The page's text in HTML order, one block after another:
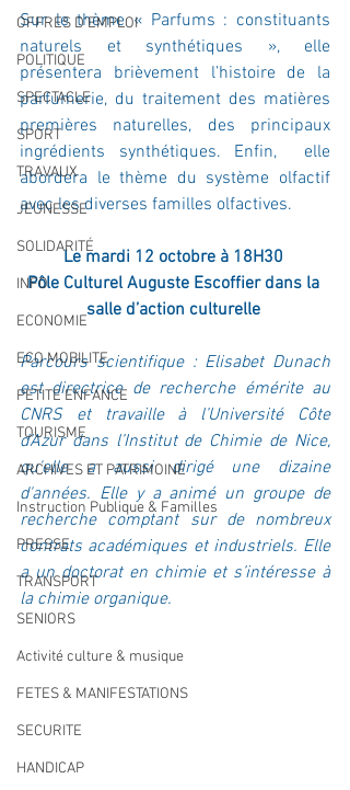
OFFRES D'EMPLOI
POLITIQUE
SPECTACLE
SPORT
TRAVAUX
JEUNESSE
SOLIDARITÉ
INFO
ECONOMIE
ECO MOBILITE
PETITE ENFANCE
TOURISME
ARCHIVES ET PATRIMOINE
Instruction Publique & Familles
PRESSE
TRANSPORT
SENIORS
Activité culture & musique
FETES & MANIFESTATIONS
SECURITE
HANDICAP
Sur le thème « Parfums : constituants
naturels et synthétiques », elle
présentera brièvement l’histoire de la
parfumerie, du traitement des matières
premières naturelles, des principaux
ingrédients synthétiques. Enfin,  elle
abordera le thème du système olfactif
avec les diverses familles olfactives.
Le mardi 12 octobre à 18H30
Pôle Culturel Auguste Escoffier dans la
salle d’action culturelle
Parcours scientifique : Elisabet Dunach
est directrice de recherche émérite au
CNRS et travaille à l’Université Côte
d’Azur dans l’Institut de Chimie de Nice,
qu'elle a aussi dirigé une dizaine
d'années. Elle y a animé un groupe de
recherche comptant sur de nombreux
contrats académiques et industriels. Elle
a un doctorat en chimie et s’intéresse à
la chimie organique.